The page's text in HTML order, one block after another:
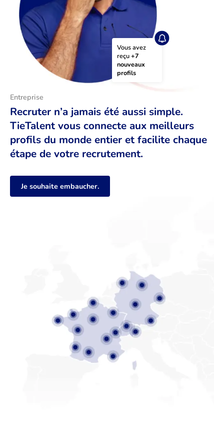
Vous avez
reçu +7
nouveaux
profils
Entreprise
Recruter n’a jamais été aussi simple.
TieTalent vous connecte aux meilleurs
profils du monde entier et facilite chaque
étape de votre recrutement.
Je souhaite embaucher.